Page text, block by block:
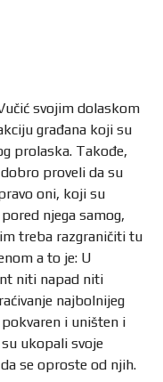
svojim dolaskom
građana koji su
prolaska. Takođe,
proveli da su
oni, koji su
njega samog,
treba razgraničiti tu
a to je: U
niti napad niti
najbolnijeg
i uništen i
ukopali svoje
se oproste od njih.